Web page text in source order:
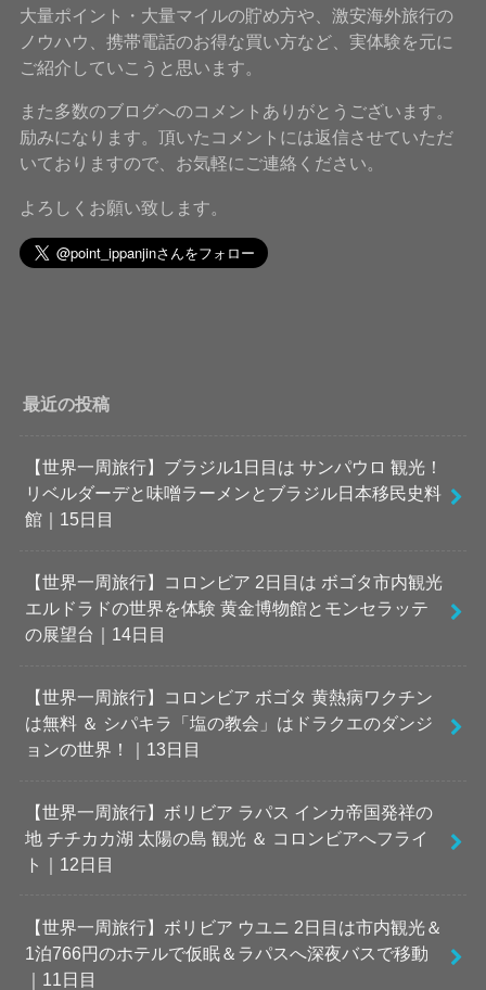
大量ポイント・大量マイルの貯め方や、激安海外旅行の
ノウハウ、携帯電話のお得な買い方など、実体験を元に
ご紹介していこうと思います。
また多数のブログへのコメントありがとうございます。
励みになります。頂いたコメントには返信させていただ
いておりますので、お気軽にご連絡ください。
よろしくお願い致します。
最近の投稿
【世界一周旅行】ブラジル1日目は サンパウロ 観光！
リベルダーデと味噌ラーメンとブラジル日本移民史料
館｜15日目
【世界一周旅行】コロンビア 2日目は ボゴタ市内観光
エルドラドの世界を体験 黄金博物館とモンセラッテ
の展望台｜14日目
【世界一周旅行】コロンビア ボゴタ 黄熱病ワクチン
は無料 ＆ シパキラ「塩の教会」はドラクエのダンジ
ョンの世界！｜13日目
【世界一周旅行】ボリビア ラパス インカ帝国発祥の
地 チチカカ湖 太陽の島 観光 ＆ コロンビアへフライ
ト｜12日目
【世界一周旅行】ボリビア ウユニ 2日目は市内観光＆
1泊766円のホテルで仮眠＆ラパスへ深夜バスで移動
｜11日目